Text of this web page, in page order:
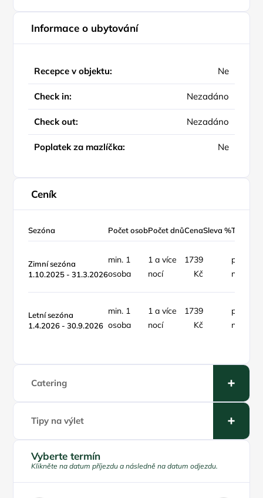
Informace o ubytování
Recepce v objektu: Ne
Check in: Nezadáno
Check out: Nezadáno
Poplatek za mazlíčka: Ne
Ceník
Sezóna Počet osobPočet dnůCenaSleva %Typ ceny
Zimní sezóna
1.10.2025 - 31.3.2026
min. 1
osoba
1 a více
nocí
1739
Kč
pokoj /
noc
Letní sezóna
1.4.2026 - 30.9.2026
min. 1
osoba
1 a více
nocí
1739
Kč
pokoj /
noc
Catering
Tipy na výlet
Vyberte termín
Klikněte na datum příjezdu a následně na datum odjezdu.